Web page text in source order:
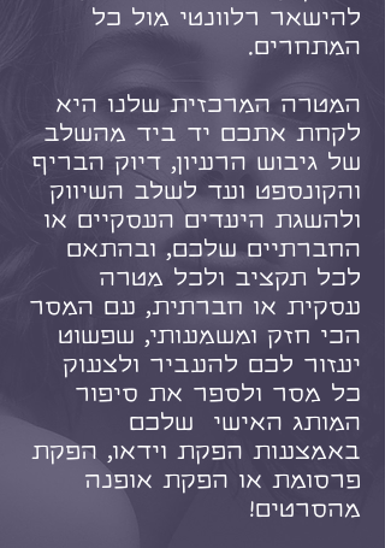
להישאר רלוונטי מול כל
המתחרים.
המטרה המרכזית שלנו היא
לקחת אתכם יד ביד מהשלב
של גיבוש הרעיון, דיוק הבריף
והקונספט ועד לשלב השיווק
ולהשגת היעדים העסקיים או
החברתיים שלכם, ובהתאם
לכל תקציב ולכל מטרה
עסקית או חברתית, עם המסר
הכי חזק ומשמעותי, שפשוט
יעזור לכם להעביר ולצעוק
כל מסר ולספר את סיפור
המותג האישי שלכם
באמצעות הפקת וידאו, הפקת
פרסומת או הפקת אופנה
מהסרטים!